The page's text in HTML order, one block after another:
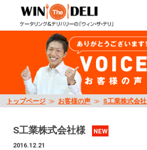
トップページ ≫ お客様の声 ≫ S工業株式会社
S工業株式会社様
NEW
2016.12.21